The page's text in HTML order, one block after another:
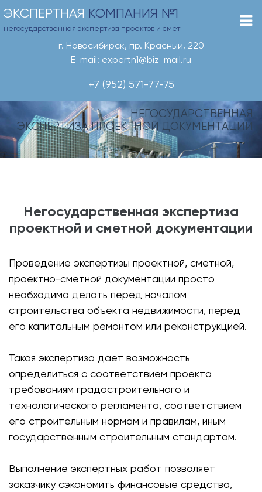
ЭКСПЕРТНАЯ КОМПАНИЯ №1
негосударственная экспертиза проектов и смет
г. Новосибирск, пр. Красный, 220
E-mail: expertn1@biz-mail.ru
+7 (952) 571-77-75
НЕГОСУДАРСТВЕННАЯ
ЭКСПЕРТИЗА ПРОЕКТНОЙ ДОКУМЕНТАЦИИ
Негосударственная экспертиза
проектной и сметной документации
Проведение экспертизы проектной, сметной,
проектно-сметной документации просто
необходимо делать перед началом
строительства объекта недвижимости, перед
его капитальным ремонтом или реконструкцией.
Такая экспертиза дает возможность
определиться с соответствием проекта
требованиям градостроительного и
технологического регламента, соответствием
его строительным нормам и правилам, иным
государственным строительным стандартам.
Выполнение экспертных работ позволяет
заказчику сэкономить финансовые средства,